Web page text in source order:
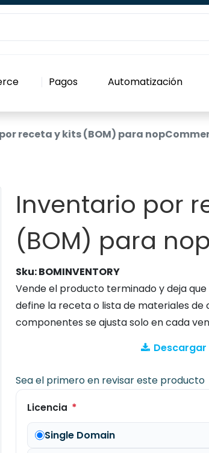
Pagos Automatización
receta y kits (BOM) para
Inventario por
(BOM) para
Sku:BOMINVENTORY
Vende el producto terminado y deja
define la receta o lista de materiales
componentes se ajusta solo en cada
Sea el primero en revisar este producto
Licencia *
Single Domain